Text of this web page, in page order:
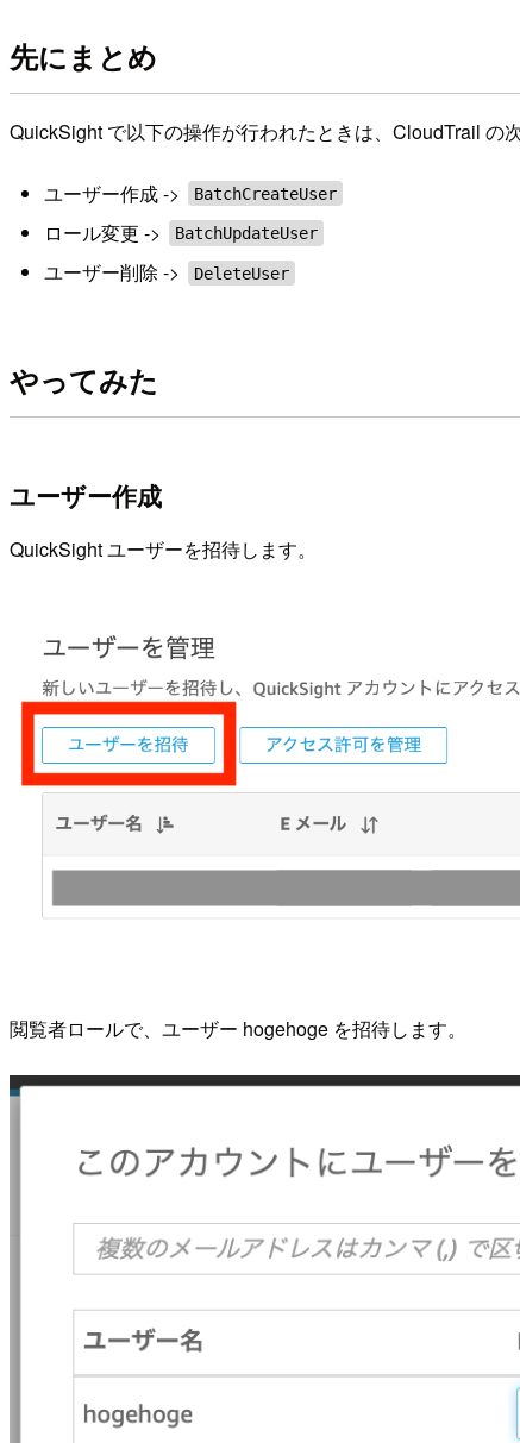
先にまとめ
QuickSight で以下の操作が行われたときは、CloudTrail の
ユーザー作成 -> BatchCreateUser
ロール変更 -> BatchUpdateUser
ユーザー削除 -> DeleteUser
やってみた
ユーザー作成
QuickSight ユーザーを招待します。
閲覧者ロールで、ユーザー hogehoge を招待します。